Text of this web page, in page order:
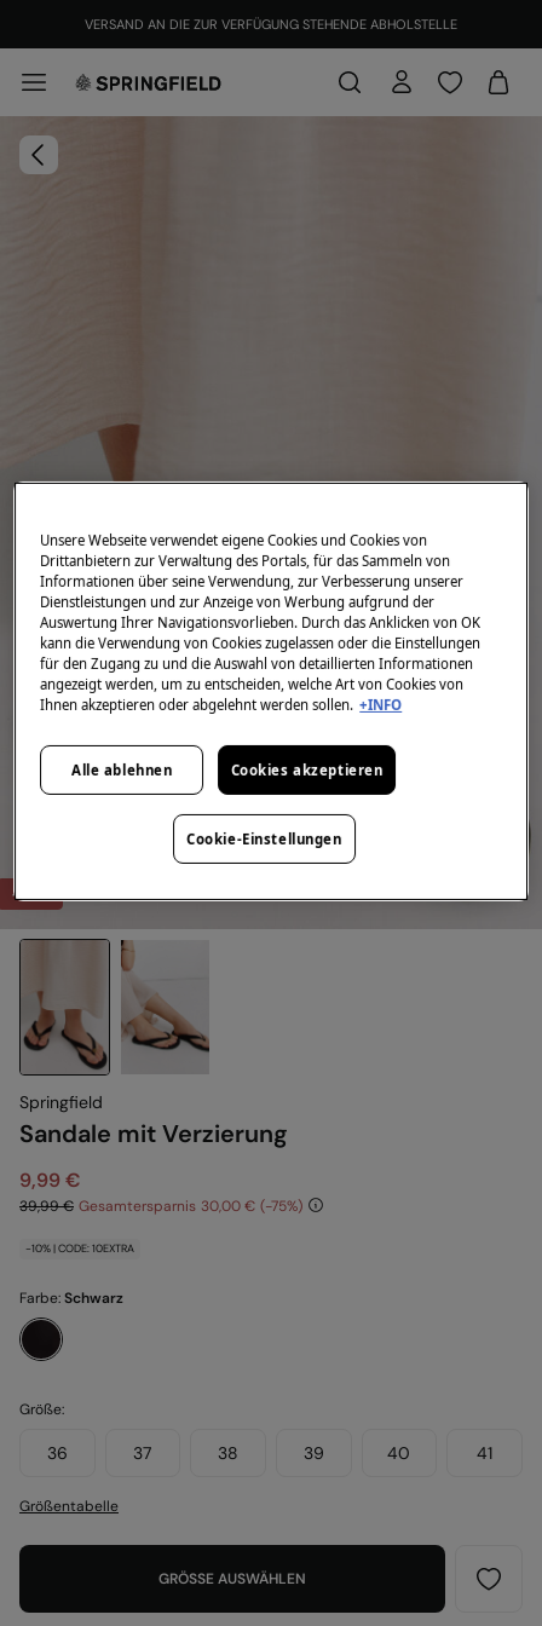
VERSAND AN DIE ZUR VERFÜGUNG STEHENDE ABHOLSTELLE
-75%
Springfield
Sandale mit Verzierung
9,99 €
39,99 € Gesamtersparnis 30,00 € 75
-10% | CODE: 10EXTRA
Farbe:Schwarz
Größe:
36 37 38 39 40 41
Größentabelle
GRÖSSE AUSWÄHLEN
Unsere Webseite verwendet eigene Cookies und Cookies von
Drittanbietern zur Verwaltung des Portals, für das Sammeln von
Informationen über seine Verwendung, zur Verbesserung unserer
Dienstleistungen und zur Anzeige von Werbung aufgrund der
Auswertung Ihrer Navigationsvorlieben. Durch das Anklicken von OK
kann die Verwendung von Cookies zugelassen oder die Einstellungen
für den Zugang zu und die Auswahl von detaillierten Informationen
angezeigt werden, um zu entscheiden, welche Art von Cookies von
Ihnen akzeptieren oder abgelehnt werden sollen. +INFO
Alle ablehnen Cookies akzeptieren
Cookie-Einstellungen